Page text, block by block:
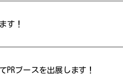
す！
ブースを出展します！